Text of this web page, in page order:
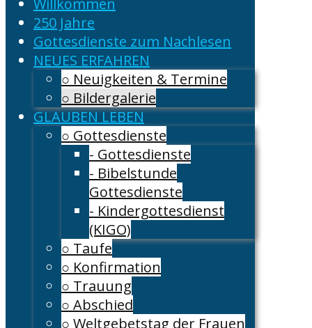
Willkommen
250 Jahre
Gottesdienste zum Nachlesen
NEUES ERFAHREN
○ Neuigkeiten & Termine
○ Bildergalerie
GLAUBEN LEBEN
○ Gottesdienste
- Gottesdienste
- Bibelstunde
Gottesdienste
- Kindergottesdienst
(KIGO)
○ Taufe
○ Konfirmation
○ Trauung
○ Abschied
○ Weltgebetstag der Frauen